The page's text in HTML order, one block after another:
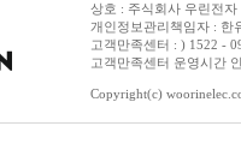
상호 : 주식회사 우린전
개인정보관리책임자 : 한
고객만족센터 : ) 1522 -
고객만족센터 운영시간
Copyright(c)